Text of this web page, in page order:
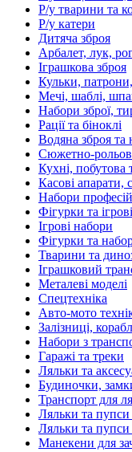
Р/у тварини та
Р/у катери
Дитяча зброя
Арбалет, лук,
Іграшкова зброя
Кульки, патрони,
Мечі, шаблі,
Набори зброї,
Рації та біноклі
Водяна зброя та
Сюжетно-
Кухні, побутова
Касові апарати,
Набори професій
Фігурки та
Ігрові набори
Фігурки та
Тварини та
Іграшковий
Металеві моделі
Спецтехніка
Авто-мото
Залізниці,
Набори з
Гаражі та треки
Ляльки та
Будиночки,
Транспорт для
Ляльки та пупси
Ляльки та пупси
Манекени для